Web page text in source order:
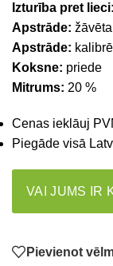
Izturība pret lieci:
Apstrāde: žāvēta
Apstrāde:
Koksne: priede
Mitrums: 20 %
Cenas ieklāuj
Piegāde visā
VAI JUMS IR
Pievienot